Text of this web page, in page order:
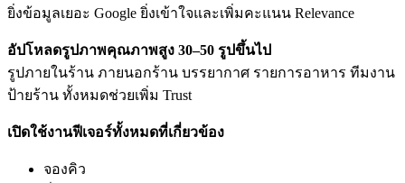
ยิ่งข้อมูลเยอะ Google ยิ่งเข้าใจและเพิ่มคะแนน Relevance
อัปโหลดรูปภาพคุณภาพสูง 30–50 รูปขึ้นไป
รูปภายในร้าน ภายนอกร้าน บรรยากาศ รายการอาหาร ทีมงาน
ป้ายร้าน ทั้งหมดช่วยเพิ่ม Trust
เปิดใช้งานฟีเจอร์ทั้งหมดที่เกี่ยวข้อง
จองคิว